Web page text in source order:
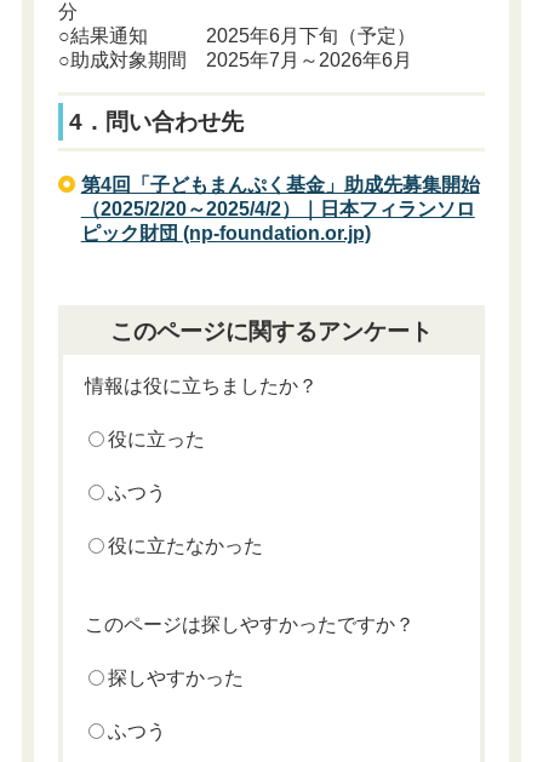
分
○結果通知 2025年6月下旬（予定）
○助成対象期間 2025年7月～2026年6月
4．問い合わせ先
第4回「子どもまんぷく基金」助成先募集開始
（2025/2/20～2025/4/2）｜日本フィランソロ
ピック財団 (np-foundation.or.jp)
このページに関するアンケート
情報は役に立ちましたか？
役に立った
ふつう
役に立たなかった
このページは探しやすかったですか？
探しやすかった
ふつう